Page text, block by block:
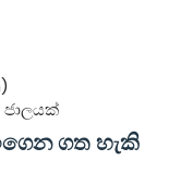
ගත හැකි